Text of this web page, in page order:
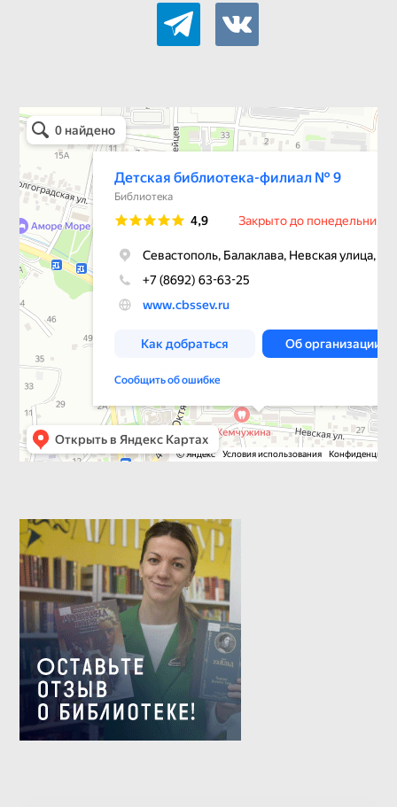
telegramvkontakte
Детская библиотека-филиал № 9
Библиотека в Севастополе